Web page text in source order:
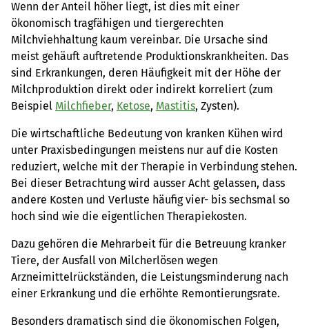
Wenn der Anteil höher liegt, ist dies mit einer
ökonomisch tragfähigen und tiergerechten
Milchviehhaltung kaum vereinbar. Die Ursache sind
meist gehäuft auftretende Produktionskrankheiten. Das
sind Erkrankungen, deren Häufigkeit mit der Höhe der
Milchproduktion direkt oder indirekt korreliert (zum
Beispiel Milchfieber, Ketose, Mastitis, Zysten).
Die wirtschaftliche Bedeutung von kranken Kühen wird
unter Praxisbedingungen meistens nur auf die Kosten
reduziert, welche mit der Therapie in Verbindung stehen.
Bei dieser Betrachtung wird ausser Acht gelassen, dass
andere Kosten und Verluste häufig vier- bis sechsmal so
hoch sind wie die eigentlichen Therapiekosten.
Dazu gehören die Mehrarbeit für die Betreuung kranker
Tiere, der Ausfall von Milcherlösen wegen
Arzneimittelrückständen, die Leistungsminderung nach
einer Erkrankung und die erhöhte Remontierungsrate.
Besonders dramatisch sind die ökonomischen Folgen,